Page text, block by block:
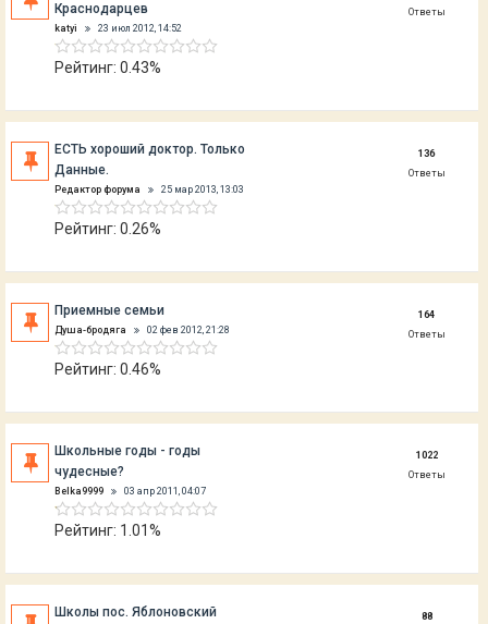
Краснодарцев
katyi 23 июл 2012, 14:52
Рейтинг: 0.43%
Ответы
ЕСТЬ хороший доктор. Только
Данные.
Редактор форума 25 мар 2013, 13:03
Рейтинг: 0.26%
136
Ответы
Приемные семьи
Душа-бродяга 02 фев 2012, 21:28
Рейтинг: 0.46%
164
Ответы
Школьные годы - годы
чудесные?
Belka9999 03 апр 2011, 04:07
Рейтинг: 1.01%
1022
Ответы
Школы пос. Яблоновский
88